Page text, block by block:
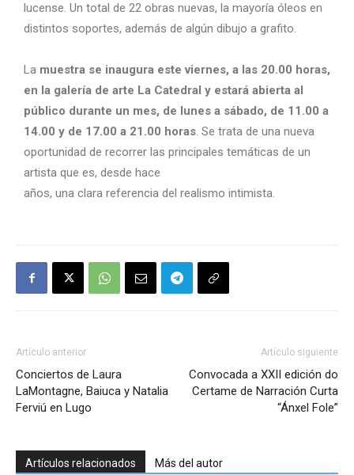
lucense. Un total de 22 obras nuevas, la mayoría óleos en
distintos soportes, además de algún dibujo a grafito.
La muestra se inaugura este viernes, a las 20.00 horas,
en la galería de arte La Catedral y estará abierta al
público durante un mes, de lunes a sábado, de 11.00 a
14.00 y de 17.00 a 21.00 horas. Se trata de una nueva
oportunidad de recorrer las principales temáticas de un
artista que es, desde hace
años, una clara referencia del realismo intimista.
Artículo anterior
Conciertos de Laura
LaMontagne, Baiuca y Natalia
Ferviú en Lugo
Artículo siguiente
Convocada a XXII edición do
Certame de Narración Curta
“Ánxel Fole”
Artículos relacionados Más del autor